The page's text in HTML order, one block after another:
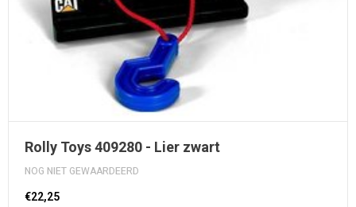
Rolly Toys 409280 - Lier zwart
NOG NIET GEWAARDEERD
€22,25